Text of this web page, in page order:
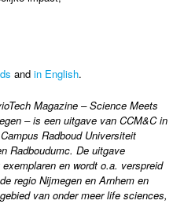
and in English.
Magazine – Science Meets
– is een uitgave van CCM&C in
Radboud Universiteit
Radboudumc. De uitgave
en wordt o.a. verspreid
regio Nijmegen en Arnhem en
van onder meer life sciences,